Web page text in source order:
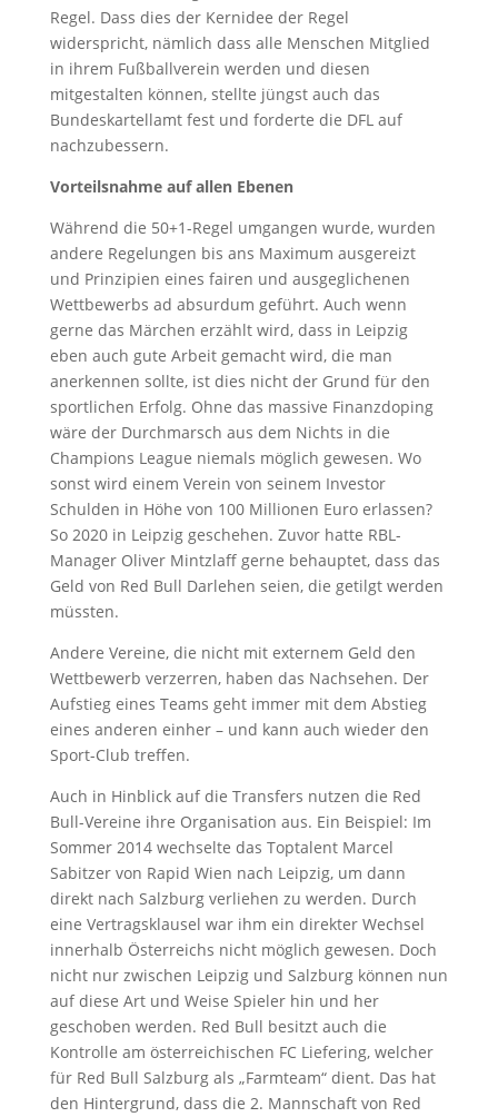
Regel. Dass dies der Kernidee der Regel
widerspricht, nämlich dass alle Menschen Mitglied
in ihrem Fußballverein werden und diesen
mitgestalten können, stellte jüngst auch das
Bundeskartellamt fest und forderte die DFL auf
nachzubessern.
Vorteilsnahme auf allen Ebenen
Während die 50+1-Regel umgangen wurde, wurden
andere Regelungen bis ans Maximum ausgereizt
und Prinzipien eines fairen und ausgeglichenen
Wettbewerbs ad absurdum geführt. Auch wenn
gerne das Märchen erzählt wird, dass in Leipzig
eben auch gute Arbeit gemacht wird, die man
anerkennen sollte, ist dies nicht der Grund für den
sportlichen Erfolg. Ohne das massive Finanzdoping
wäre der Durchmarsch aus dem Nichts in die
Champions League niemals möglich gewesen. Wo
sonst wird einem Verein von seinem Investor
Schulden in Höhe von 100 Millionen Euro erlassen?
So 2020 in Leipzig geschehen. Zuvor hatte RBL-
Manager Oliver Mintzlaff gerne behauptet, dass das
Geld von Red Bull Darlehen seien, die getilgt werden
müssten.
Andere Vereine, die nicht mit externem Geld den
Wettbewerb verzerren, haben das Nachsehen. Der
Aufstieg eines Teams geht immer mit dem Abstieg
eines anderen einher – und kann auch wieder den
Sport-Club treffen.
Auch in Hinblick auf die Transfers nutzen die Red
Bull-Vereine ihre Organisation aus. Ein Beispiel: Im
Sommer 2014 wechselte das Toptalent Marcel
Sabitzer von Rapid Wien nach Leipzig, um dann
direkt nach Salzburg verliehen zu werden. Durch
eine Vertragsklausel war ihm ein direkter Wechsel
innerhalb Österreichs nicht möglich gewesen. Doch
nicht nur zwischen Leipzig und Salzburg können nun
auf diese Art und Weise Spieler hin und her
geschoben werden. Red Bull besitzt auch die
Kontrolle am österreichischen FC Liefering, welcher
für Red Bull Salzburg als „Farmteam“ dient. Das hat
den Hintergrund, dass die 2. Mannschaft von Red